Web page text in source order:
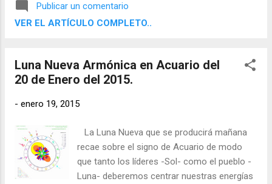
experiencia directa y contemplar, evaluar y
comprender su entorno por medio de sus
Publicar un comentario
VER EL ARTÍCULO COMPLETO..
Luna Nueva Armónica en Acuario del
20 de Enero del 2015.
- enero 19, 2015
La Luna Nueva que se producirá mañana
recae sobre el signo de Acuario de modo
que tanto los líderes -Sol- como el pueblo -
Luna- deberemos centrar nuestras energías